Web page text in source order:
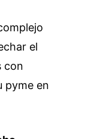
el
con
pyme en